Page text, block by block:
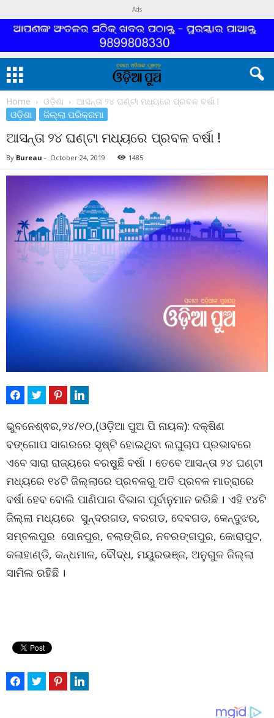
Ads
Home ଓଡ଼ିଶା ଆସନ୍ତା ୨୪ ଘଣ୍ଟା ମଧ୍ୟରେ ପ୍ରବଳ ବର୍ଷା !
ଓଡ଼ିଶା ଜିଲ୍ଲା ପରିକ୍ରମା
ଆସନ୍ତା ୨୪ ଘଣ୍ଟା ମଧ୍ୟରେ ପ୍ରବଳ ବର୍ଷା !
By Bureau - October 24, 2019 1485
ଭୁବନେଶ୍ଵର,୨୪/୧୦,(ଓଡ଼ିଆ ପୁଅ ପି ନାୟକ): ଦକ୍ଷିଣ
ବଙ୍ଗୋପ ସାଗରରେ ସୃଷ୍ଟି ହୋଇଥିବା ଲଘୁଚାପ ପ୍ରଭାବରେ
ଏବେ ସାରା ରାଜ୍ୟରେ ବରଷୁଛି ବର୍ଷା । ତେବେ ଆସନ୍ତା ୨୪ ଘଣ୍ଟା
ମଧ୍ୟରେ ୧୪ଟି ଜିଲ୍ଲାରେ ପ୍ରବଳରୁ ଅତି ପ୍ରବଳ ମାତ୍ରାରେ
ବର୍ଷା ହେବ ବୋଲି ପାଣିପାଗ ବିଭାଗ ପୂର୍ବାନୁମାନ କରିଛି । ଏହି ୧୪ଟି
ଜିଲ୍ଲା ମଧ୍ୟରେ ସୁନ୍ଦରଗଡ, ବରଗଡ, ଦେବଗଡ, କେନ୍ଦୁଝର,
ସମ୍ବଲପୁର ସୋନପୁର, ବଲାଙ୍ଗିର, ନବରଙ୍ଗପୁର, କୋରାପୁଟ,
କଳାହାଣ୍ଡି, କନ୍ଧମାଳ, ବୌଦ୍ଧ, ମୟୁରଭଞ୍ଜ, ଅନୁଗୁଳ ଜିଲ୍ଲା
ସାମିଲ ରହିଛି ।